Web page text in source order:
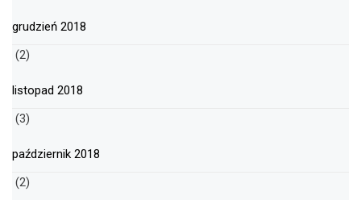
grudzień 2018
(2)
listopad 2018
(3)
październik 2018
(2)